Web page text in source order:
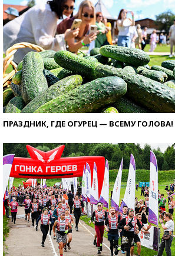
ПРАЗДНИК, ГДЕ ОГУРЕЦ — ВСЕМУ ГОЛОВА!